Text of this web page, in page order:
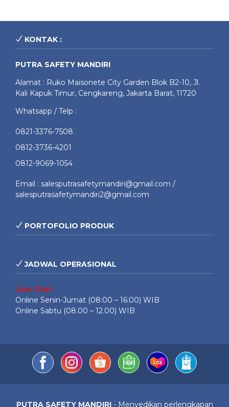
KONTAK :
PUTRA SAFETY MANDIRI
Alamat : Ruko Maisonete City Garden Blok B2-10, Jl.
Kali Kapuk Timur, Cengkareng, Jakarta Barat, 11720
Whatsapp / Telp :
0821-3376-7508
0812-3736-4201
0812-9069-1054
Email : salesputrasafetymandiri@gmail.com /
salesputrasafetymandiri2@gmail.com
PORTOFOLIO PRODUK
JADWAL OPERASIONAL
Live Chat
Online Senin-Jumat (08:00 – 16:00) WIB
Online Sabtu (08.00 – 12.00) WIB
PUTRA SAFETY MANDIRI- Menyedikan perlengkapan